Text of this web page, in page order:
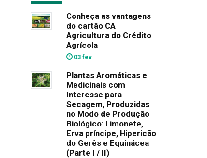
Conheça as vantagens
do cartão CA
Agricultura do Crédito
Agrícola
03 fev
Plantas Aromáticas e
Medicinais com
Interesse para
Secagem, Produzidas
no Modo de Produção
Biológico: Limonete,
Erva príncipe, Hipericão
do Gerês e Equinácea
(Parte I / II)